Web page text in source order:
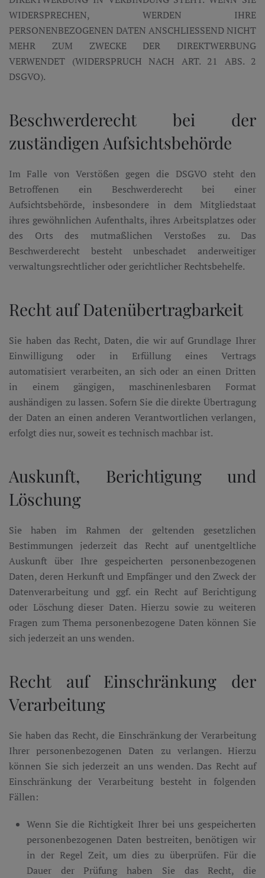
WIDERSPRECHEN, WERDEN IHRE
PERSONENBEZOGENEN DATEN ANSCHLIESSEND NICHT
MEHR ZUM ZWECKE DER DIREKTWERBUNG
VERWENDET (WIDERSPRUCH NACH ART. 21 ABS. 2
DSGVO).
Beschwerde­recht bei der
zuständigen Aufsichts­behörde
Im Falle von Verstößen gegen die DSGVO steht den
Betroffenen ein Beschwerderecht bei einer
Aufsichtsbehörde, insbesondere in dem Mitgliedstaat
ihres gewöhnlichen Aufenthalts, ihres Arbeitsplatzes oder
des Orts des mutmaßlichen Verstoßes zu. Das
Beschwerderecht besteht unbeschadet anderweitiger
verwaltungsrechtlicher oder gerichtlicher Rechtsbehelfe.
Recht auf Daten­übertrag­barkeit
Sie haben das Recht, Daten, die wir auf Grundlage Ihrer
Einwilligung oder in Erfüllung eines Vertrags
automatisiert verarbeiten, an sich oder an einen Dritten
in einem gängigen, maschinenlesbaren Format
aushändigen zu lassen. Sofern Sie die direkte Übertragung
der Daten an einen anderen Verantwortlichen verlangen,
erfolgt dies nur, soweit es technisch machbar ist.
Auskunft, Berichtigung und
Löschung
Sie haben im Rahmen der geltenden gesetzlichen
Bestimmungen jederzeit das Recht auf unentgeltliche
Auskunft über Ihre gespeicherten personenbezogenen
Daten, deren Herkunft und Empfänger und den Zweck der
Datenverarbeitung und ggf. ein Recht auf Berichtigung
oder Löschung dieser Daten. Hierzu sowie zu weiteren
Fragen zum Thema personenbezogene Daten können Sie
sich jederzeit an uns wenden.
Recht auf Einschränkung der
Verarbeitung
Sie haben das Recht, die Einschränkung der Verarbeitung
Ihrer personenbezogenen Daten zu verlangen. Hierzu
können Sie sich jederzeit an uns wenden. Das Recht auf
Einschränkung der Verarbeitung besteht in folgenden
Fällen:
Wenn Sie die Richtigkeit Ihrer bei uns gespeicherten
personenbezogenen Daten bestreiten, benötigen wir
in der Regel Zeit, um dies zu überprüfen. Für die
Dauer der Prüfung haben Sie das Recht, die